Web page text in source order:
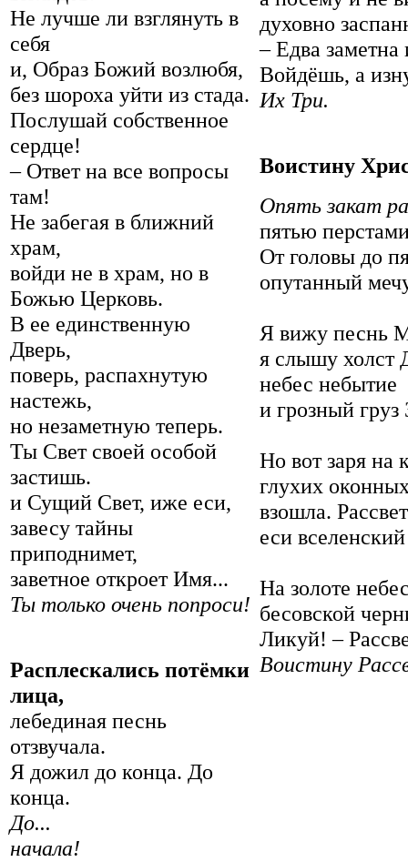
духовно
– Едва заметна
Войдёшь, а
Их Три.
Воистину
Опять закат
пятью
От головы до
опутанный
Я вижу песнь
я слышу холст
небес небытие
и грозный груз
Но вот заря на
глухих
взошла.
еси
На золоте
бесовской
Ликуй! –
Воистину
Не лучше ли взглянуть в
себя
и, Образ Божий возлюбя,
без шороха уйти из стада.
Послушай собственное
сердце!
– Ответ на все вопросы
там!
Не забегая в ближний
храм,
войди не в храм, но в
Божью Церковь.
В ее единственную
Дверь,
поверь, распахнутую
настежь,
но незаметную теперь.
Ты Свет своей особой
застишь.
и Сущий Свет, иже еси,
завесу тайны
приподнимет,
заветное откроет Имя...
Ты только очень попроси!
Расплескались потёмки
лица,
лебединая песнь
отзвучала.
Я дожил до конца. До
конца.
До...
начала!